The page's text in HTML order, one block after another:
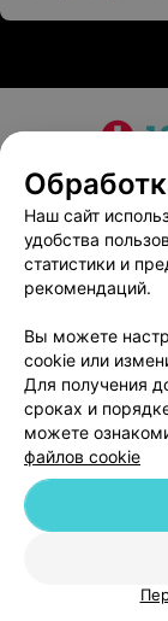
О проекте
г.
Наш сайт
удобства
статистики и
рекомендаций.
Вы можете
cookie или
Для получения
сроках и
можете
файлов cookie